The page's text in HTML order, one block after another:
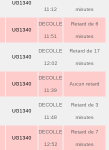
UG1340
11:12 minutes
UG1340
DECOLLE
11:51
Retard de 6
minutes
UG1340
DECOLLE
12:02
Retard de 17
minutes
UG1340
DECOLLE
11:39
Aucun retard
UG1340
DECOLLE
11:48
Retard de 3
minutes
UG1340
DECOLLE
12:52
Retard de 7
minutes